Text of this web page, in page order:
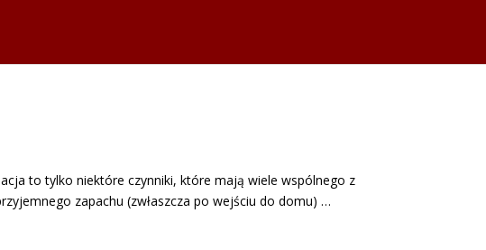
to tylko niektóre czynniki, które mają wiele wspólnego z
zapachu (zwłaszcza po wejściu do domu) …